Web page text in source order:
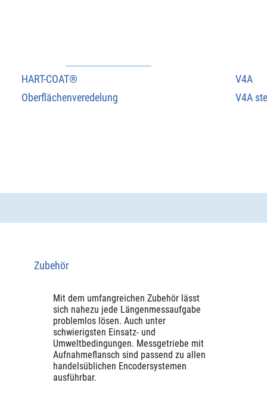
HART-COAT®
Oberflächenveredelung
V4A
V4A
Mit dem umfangreichen Zubehör lässt
sich nahezu jede Längenmessaufgabe
problemlos lösen. Auch unter
schwierigsten Einsatz- und
Umweltbedingungen. Messgetriebe mit
Aufnahmeflansch sind passend zu allen
handelsüblichen Encodersystemen
ausführbar.
Zubehör